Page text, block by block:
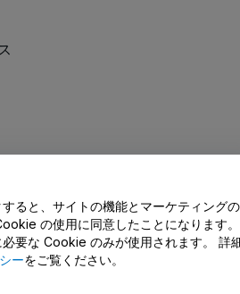
こちらまでご連絡下さい
すると、サイトの機能とマーケティング
の使用に同意したことになります。
要な Cookie のみが使用されます。 詳
ーをご覧ください。